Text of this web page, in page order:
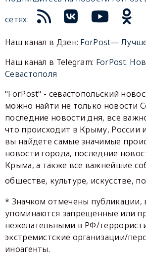
сетях:
Наш канал в Дзен: ForPost—
Наш канал в Telegram: ForPost.
Севастополя
"ForPost" - севастопольский
можно найти не только новости
последние новости дня, все
что происходит в Крыму, России
вы найдете самые значимые
новости города, последние
Крыма, а также все важнейшие
обществе, культуре, искусстве,
* Значком отмечены публикации,
упоминаются запрещенные или
нежелательными в РФ/
экстремистские организации/
иноагенты.